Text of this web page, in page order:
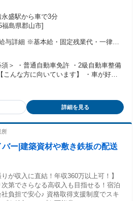
盛駅から車で3分
福島県郡山市]
与詳細 ※基本給・固定残業代・一律手
固定残業時間：1ヶ月あたり16時間）
勤務時間については別途残業代を支給
一律で支払われるその他手当金額：あ
備士2級 10,000円 ■検査員 20,000円 ◇
円～） ◇賞与あり 年2回（2か月分実
験を考慮の上決定
＞ ・普通自動車免許 ・2級自動車整備
方
詳細を見る
所
ー|建築資材や敷き鉄板の配送
りが収入に直結！年収360万以上可！】
第でさらなる高収入も目指せる！宿泊
社負担で安心♪ 資格取得支援制度でスキ